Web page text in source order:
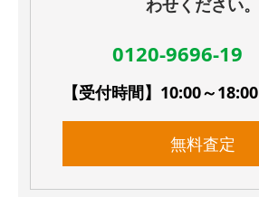
わせください。
0120-9696-19
【受付時間】10:00～18:00
無料査定